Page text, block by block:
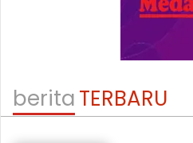
beritaTERBARU